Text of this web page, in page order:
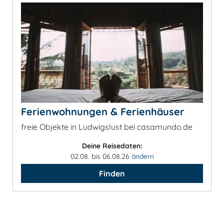
Ferienwohnungen & Ferienhäuser
freie Objekte in Ludwigslust bei casamundo.de
Deine Reisedaten:
02.08. bis 06.08.26 ändern
Finden